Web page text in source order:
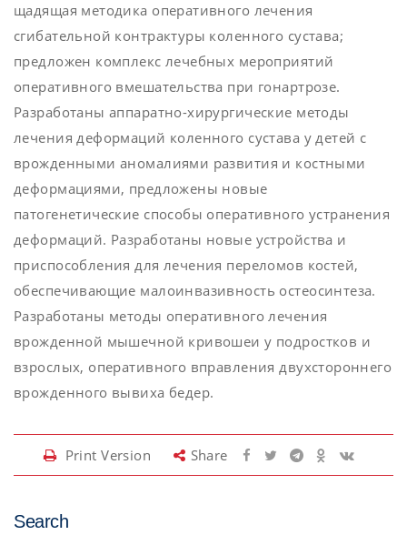
щадящая методика оперативного лечения
сгибательной контрактуры коленного сустава;
предложен комплекс лечебных мероприятий
оперативного вмешательства при гонартрозе.
Разработаны аппаратно-хирургические методы
лечения деформаций коленного сустава у детей с
врожденными аномалиями развития и костными
деформациями, предложены новые
патогенетические способы оперативного устранения
деформаций. Разработаны новые устройства и
приспособления для лечения переломов костей,
обеспечивающие малоинвазивность остеосинтеза.
Разработаны методы оперативного лечения
врожденной мышечной кривошеи у подростков и
взрослых, оперативного вправления двухстороннего
врожденного вывиха бедер.
Print Version Share
Search